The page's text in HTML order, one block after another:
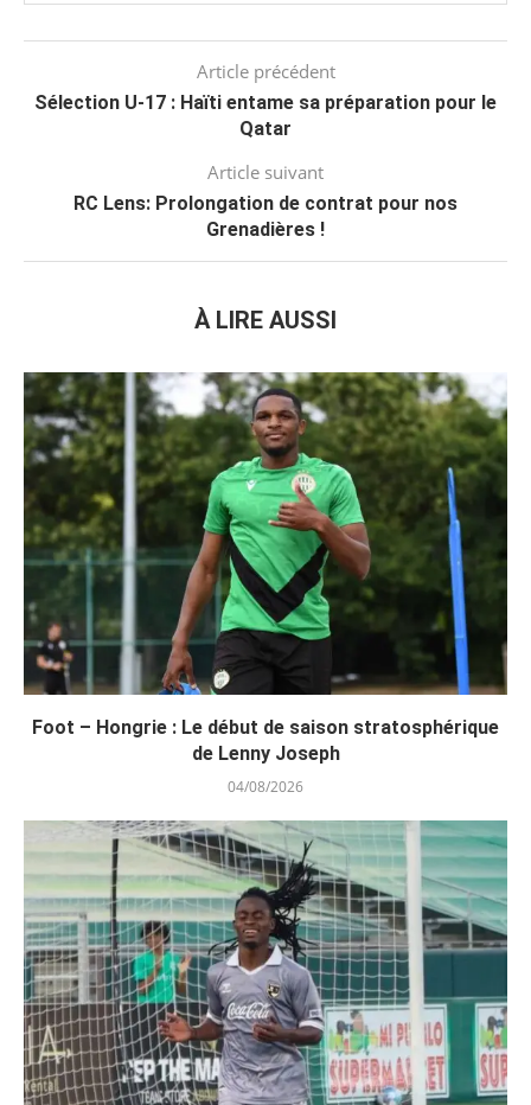
Article précédent
Sélection U-17 : Haïti entame sa préparation pour le
Qatar
Article suivant
RC Lens: Prolongation de contrat pour nos
Grenadières !
À LIRE AUSSI
Foot – Hongrie : Le début de saison stratosphérique
de Lenny Joseph
04/08/2026